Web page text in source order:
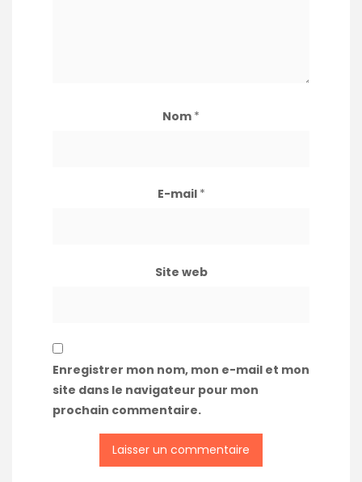
Nom *
E-mail *
Site web
Enregistrer mon nom, mon e-mail et mon
site dans le navigateur pour mon
prochain commentaire.